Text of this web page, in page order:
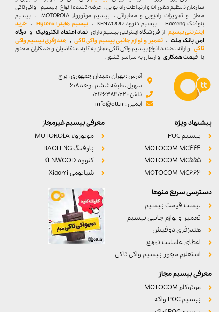
سازمان تنظیم مقررات و ارتباطات رادیویی : عرضه کننده انواع بیسیم واکی تاکی
مجاز و تجهیزات رادیویی و مخابراتی ، بیسیم موتورولا MOTOROLA ، بیسیم
باوفنگ Baofeng , بیسیم کنوود KENWOOD ،
بیسیم هایترا Hytera ، خرید
اینترنتی بیسیم از فروشگاه اینترنتی بیسیم دارای نماد اعتماد الکترونیک و درگاه
امن بانک ملت،تعمیر و لوازم جانبی بیسیم واکی تاکی،هندزفری بیسیم واکی
تاکی و ارائه دهنده انواع بیسیم واکی تاکی مجاز به کلیه متقاضیان و همکاران محترم
با قیمت همکاری و ارسال به سراسر کشور.
آدرس : تهران ، میدان جمهوری ، برج
سهیل ، طبقه ششم ، واحد ۶۰۸
تلفن : 02166384022
ایمیل : info@ott.ir
پیشنهاد ویژه
بیسیم POC
MOTOCOM MC444
MOTOCOM MC555
MOTOCOM MC666
دسترسی سریع منوها
لیست قیمت بیسیم
تعمیر و لوازم جانبی بیسیم
هندزفری دوفیش
اعطای عاملیت توزیع
استعلام مجوز بیسیم واکی تاکی
معرفی بیسیم غیرمجاز
موتورولا MOTOROLA
باوفنگ BAOFENG
کنوود KENWOOD
شیائومی Xiaomi
معرفی بیسیم مجاز
موتوکام MOTOCOM
بیسیم POC واکه